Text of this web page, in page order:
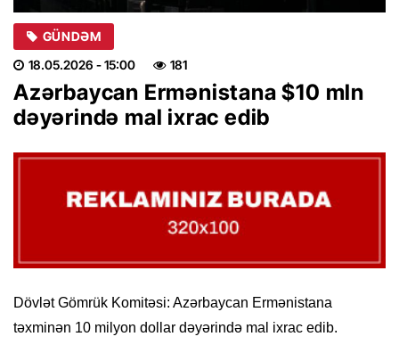
GÜNDƏM
18.05.2026 - 15:00 181
Azərbaycan Ermənistana $10 mln
dəyərində mal ixrac edib
Dövlət Gömrük Komitəsi: Azərbaycan Ermənistana
təxminən 10 milyon dollar dəyərində mal ixrac edib.